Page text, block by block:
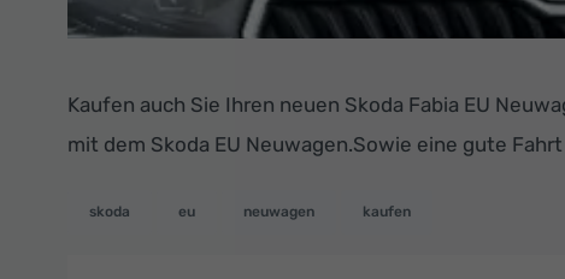
Kaufen auch Sie Ihren neuen Skoda Fabia EU
mit dem Skoda EU Neuwagen.Sowie eine gute
skoda eu neuwagen kaufen